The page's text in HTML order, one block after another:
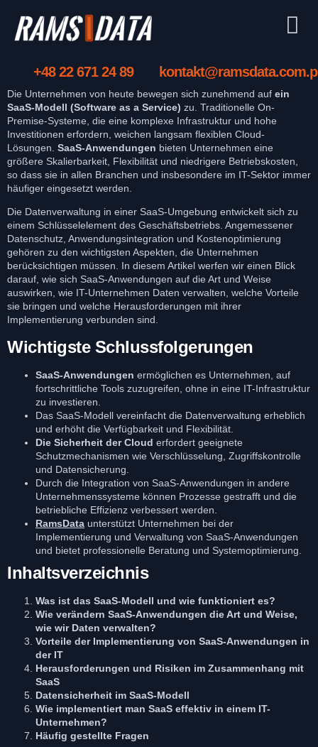
+48 22 671 24 89
Die Unternehmen von heute bewegen sich zunehmend auf ein
SaaS-Modell (Software as a Service) zu. Traditionelle On-
Premise-Systeme, die eine komplexe Infrastruktur und hohe
Investitionen erfordern, weichen langsam flexiblen Cloud-
Lösungen. SaaS-Anwendungen bieten Unternehmen eine
größere Skalierbarkeit, Flexibilität und niedrigere Betriebskosten,
so dass sie in allen Branchen und insbesondere im IT-Sektor immer
häufiger eingesetzt werden.
Die Datenverwaltung in einer SaaS-Umgebung entwickelt sich zu
einem Schlüsselelement des Geschäftsbetriebs. Angemessener
Datenschutz, Anwendungsintegration und Kostenoptimierung
gehören zu den wichtigsten Aspekten, die Unternehmen
berücksichtigen müssen. In diesem Artikel werfen wir einen Blick
darauf, wie sich SaaS-Anwendungen auf die Art und Weise
auswirken, wie IT-Unternehmen Daten verwalten, welche Vorteile
sie bringen und welche Herausforderungen mit ihrer
Implementierung verbunden sind.
Wichtigste Schlussfolgerungen
SaaS-Anwendungen ermöglichen es Unternehmen, auf
fortschrittliche Tools zuzugreifen, ohne in eine IT-Infrastruktur
zu investieren.
Das SaaS-Modell vereinfacht die Datenverwaltung erheblich
und erhöht die Verfügbarkeit und Flexibilität.
Die Sicherheit der Cloud erfordert geeignete
Schutzmechanismen wie Verschlüsselung, Zugriffskontrolle
und Datensicherung.
Durch die Integration von SaaS-Anwendungen in andere
Unternehmenssysteme können Prozesse gestrafft und die
betriebliche Effizienz verbessert werden.
RamsData unterstützt Unternehmen bei der
Implementierung und Verwaltung von SaaS-Anwendungen
und bietet professionelle Beratung und Systemoptimierung.
Inhaltsverzeichnis
Was ist das SaaS-Modell und wie funktioniert es?
Wie verändern SaaS-Anwendungen die Art und Weise,
wie wir Daten verwalten?
Vorteile der Implementierung von SaaS-Anwendungen in
der IT
Herausforderungen und Risiken im Zusammenhang mit
SaaS
Datensicherheit im SaaS-Modell
Wie implementiert man SaaS effektiv in einem IT-
Unternehmen?
Häufig gestellte Fragen